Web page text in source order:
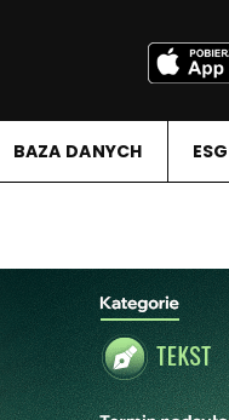
BAZA DANYCH ESG